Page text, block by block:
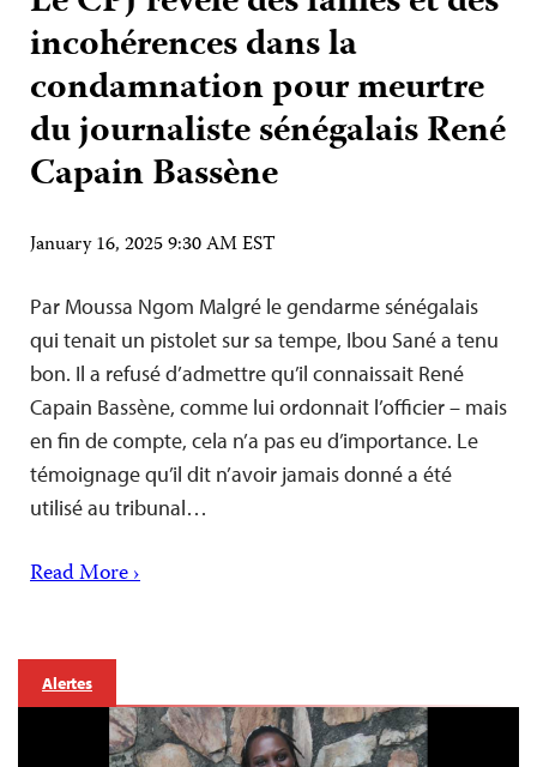
incohérences dans la
condamnation pour meurtre
du journaliste sénégalais René
Capain Bassène
January 16, 2025 9:30 AM EST
Par Moussa Ngom Malgré le gendarme sénégalais
qui tenait un pistolet sur sa tempe, Ibou Sané a tenu
bon. Il a refusé d’admettre qu’il connaissait René
Capain Bassène, comme lui ordonnait l’officier – mais
en fin de compte, cela n’a pas eu d’importance. Le
témoignage qu’il dit n’avoir jamais donné a été
utilisé au tribunal…
Read More ›
Alertes